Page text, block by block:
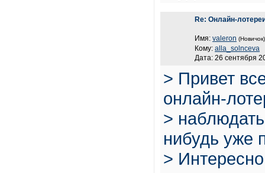
Re: Онлайн-
Имя: valeron (Новичок)
Кому: alla_solnceva
Дата: 26 сентября
> Привет
онлайн-
>
нибудь уже
>